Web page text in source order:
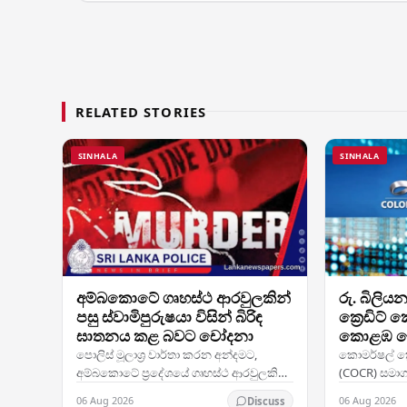
RELATED STORIES
SINHALA
අම්බකොටේ ගෘහස්ථ ආරවුලකින්
පසු ස්වාමිපුරුෂයා විසින් බිරිඳ
ඝාතනය කළ බවට චෝදනා
පොලිස් මූලාශ්‍ර වාර්තා කරන අන්දමට,
අම්බකොටේ ප්‍රදේශයේ ගෘහස්ථ ආරවුලකින්
පසු වයස අවුරුදු 48ක් වූ කාන්තාවක් තම
06 Aug 2026 Discuss
SINHALA
රු.
ක්‍රෙඩිට්
කොළඹ
සලකුණු
කොමර්ෂල්
(COCR)
06 Aug 2026